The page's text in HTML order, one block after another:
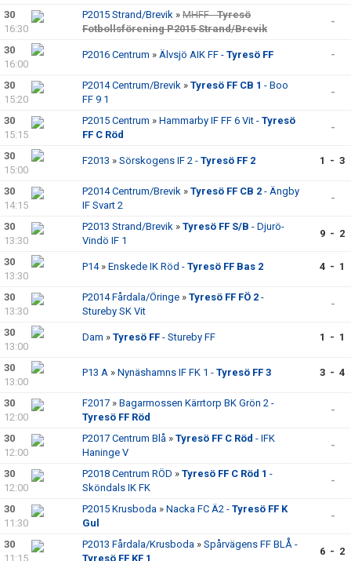
30
16:30
P2015 Strand/Brevik » MHFF -Tyresö
Fotbollsförening P2015 Strand/Brevik
-
30
16:00
P2016 Centrum » Älvsjö AIK FF - Tyresö FF -
30
15:20
P2014 Centrum/Brevik » Tyresö FF CB 1 - Boo
FF 9 1
-
30
15:15
P2015 Centrum » Hammarby IF FF 6 Vit - Tyresö
FF C Röd
-
30
15:00
F2013 » Sörskogens IF 2 - Tyresö FF 2 1 - 3
30
14:15
P2014 Centrum/Brevik » Tyresö FF CB 2 - Ängby
IF Svart 2
-
30
13:30
P2013 Strand/Brevik » Tyresö FF S/B - Djurö-
Vindö IF 1
9 - 2
30
13:30
P14» Enskede IK Röd - Tyresö FF Bas 2 4 - 1
30
13:30
P2014 Fårdala/Öringe » Tyresö FF FÖ 2 -
Stureby SK Vit
-
30
13:00
Dam » Tyresö FF - Stureby FF 1 - 1
30
13:00
P13 A » Nynäshamns IF FK 1 - Tyresö FF 3 3 - 4
30
12:00
F2017 » Bagarmossen Kärrtorp BK Grön 2 -
Tyresö FF Röd
-
30
12:00
P2017 Centrum Blå » Tyresö FF C Röd - IFK
Haninge V
-
30
12:00
P2018 Centrum RÖD » Tyresö FF C Röd 1 -
Sköndals IK FK
-
30
11:30
P2015 Krusboda » Nacka FC Ä2 - Tyresö FF K
Gul
-
30
11:15
P2013 Fårdala/Krusboda » Spårvägens FF BLÅ -
Tyresö FF KF 1
6 - 2